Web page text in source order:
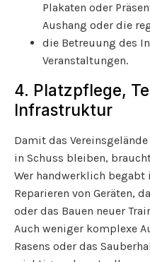
Plakaten oder
Aushang oder die
die Betreuung des
Veranstaltungen.
4. Platzpflege,
Infrastruktur
Damit das
in Schuss bleiben,
Wer handwerklich begabt
Reparieren von Geräten,
oder das Bauen neuer
Auch weniger komplexe
Rasens oder das